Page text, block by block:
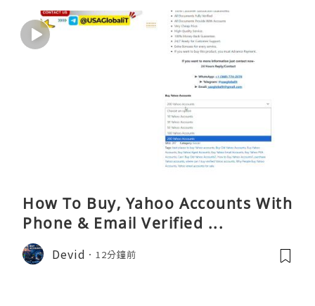
How To Buy, Yahoo Accounts With
Phone & Email Verified ...
Devid 12分鐘前